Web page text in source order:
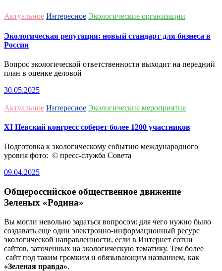
Актуальное Интересное Экологические организации
Экологическая репутация: новый стандарт для бизнеса в
России
Вопрос экологической ответственности выходит на передний
план в оценке деловой
30.05.2025
Актуальное Интересное Экологические мероприятия
ХI Невский конгресс соберет более 1200 участников
Подготовка к экологическому событию международного
уровня фото: © пресс-служба Совета
09.04.2025
Общероссийское общественное движение
Зеленых «Родина»
Вы могли невольно задаться вопросом: для чего нужно было
создавать еще один электронно-информационный ресурс
экологической направленности, если в Интернет сотни
сайтов, заточенных на экологическую тематику. Тем более
сайт под таким громким и обязывающим названием, как
«Зеленая правда».